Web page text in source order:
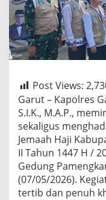
Post Views:
Garut – Kapolres
S.I.K., M.A.P.,
sekaligus
Jemaah Haji
II Tahun 1447 H /
Gedung
(07/05/2026).
tertib dan penuh